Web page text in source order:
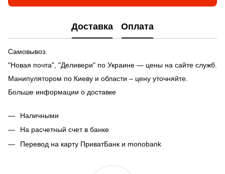
Доставка Оплата
Самовывоз.
"Новая почта", "Деливери" по Украине — цены на сайте служб.
Манипулятором по Киеву и области – цену уточняйте.
Больше информации о доставке
Наличными
На расчетный счет в банке
Перевод на карту ПриватБанк и monobank